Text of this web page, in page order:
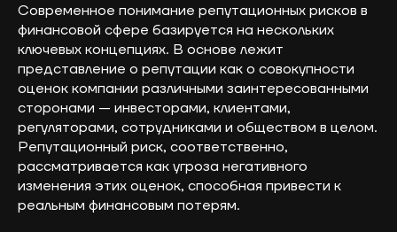
Современное понимание репутационных рисков в
финансовой сфере базируется на нескольких
ключевых концепциях. В основе лежит
представление о репутации как о совокупности
оценок компании различными заинтересованными
сторонами — инвесторами, клиентами,
регуляторами, сотрудниками и обществом в целом.
Репутационный риск, соответственно,
рассматривается как угроза негативного
изменения этих оценок, способная привести к
реальным финансовым потерям.